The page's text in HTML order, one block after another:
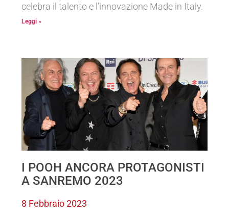
celebra il talento e l’innovazione Made in Italy.
Leggi »
I POOH ANCORA PROTAGONISTI
A SANREMO 2023
8 Febbraio 2023